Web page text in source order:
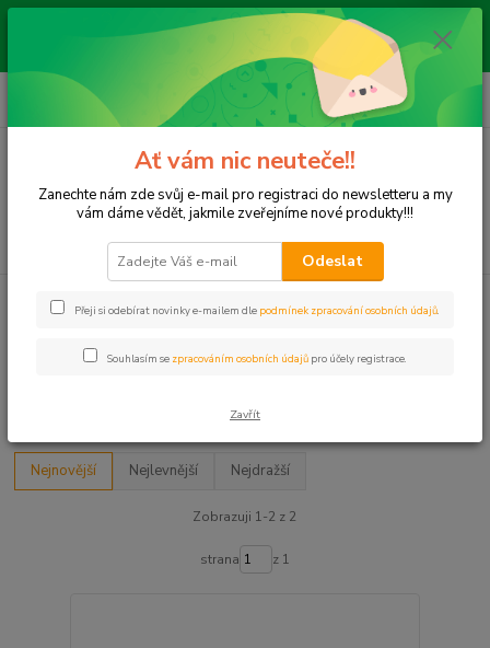
Pokud si nejste jisti, zda náhradní díl pasuje do Vašeho auta, pošlete nám
dotaz s údaji o vozidle, VIN a my Vám to prověříme. Použijte CHAT
vpravo dole nebo e-mail: vyprodejeautodilu@centrum.cz
CZK
+420 792 217 851
(Po-Pá, 9-16 hod.)
0 Kč
Nejnovější Nejlevnější Nejdražší
Zobrazuji 1-2 z 2
strana z 1
Ať vám nic neuteče!!
Zanechte nám zde svůj e-mail pro registraci do newsletteru a my
vám dáme vědět, jakmile zveřejníme nové produkty!!!
Odeslat
Přeji si odebírat novinky e-mailem dle podmínek zpracování osobních údajů.
Souhlasím se zpracováním osobních údajů pro účely registrace.
Zavřít